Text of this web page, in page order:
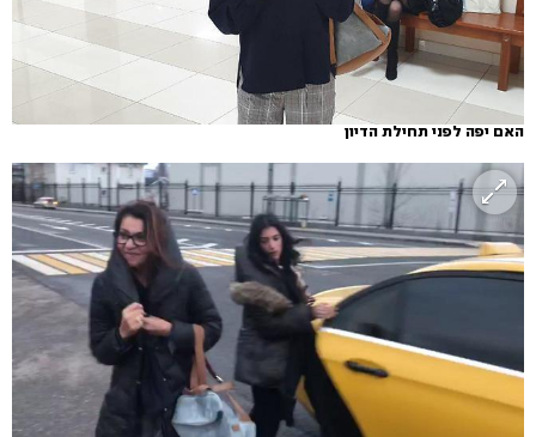
האם יפה לפני תחילת הדיון